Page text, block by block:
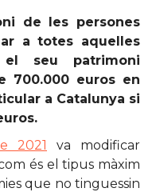
de les persones
a totes aquelles
el seu patrimoni
700.000 euros en
a Catalunya si
2021
va modificar
és el tipus màxim
que no tinguessin